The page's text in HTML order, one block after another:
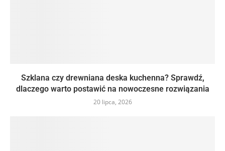
Szklana czy drewniana deska kuchenna? Sprawdź,
dlaczego warto postawić na nowoczesne rozwiązania
20 lipca, 2026